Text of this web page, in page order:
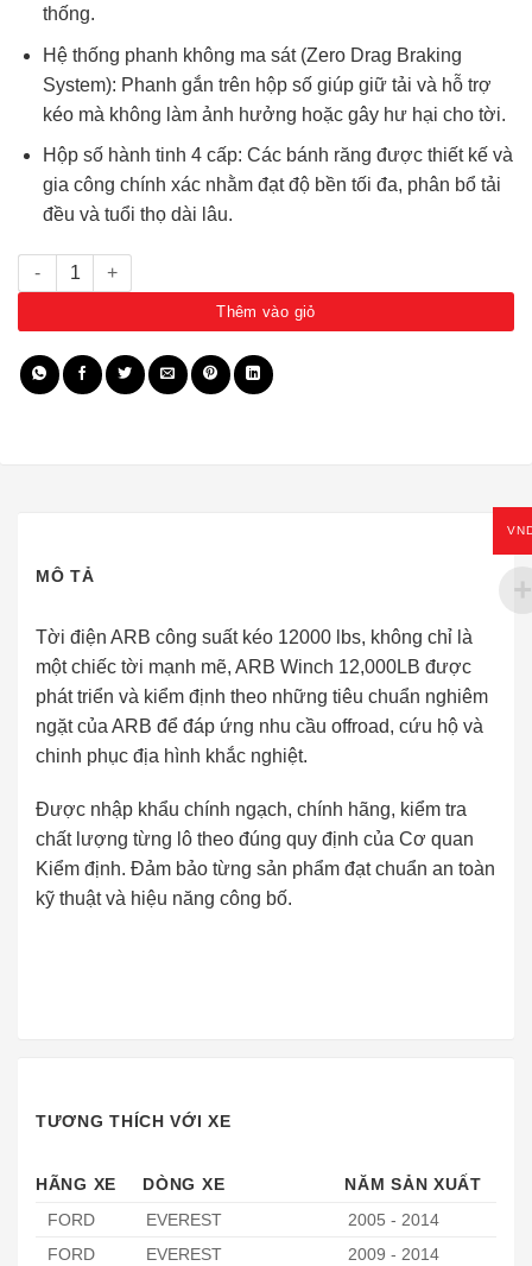
thống.
Hệ thống phanh không ma sát (Zero Drag Braking
System): Phanh gắn trên hộp số giúp giữ tải và hỗ trợ
kéo mà không làm ảnh hưởng hoặc gây hư hại cho tời.
Hộp số hành tinh 4 cấp: Các bánh răng được thiết kế và
gia công chính xác nhằm đạt độ bền tối đa, phân bổ tải
đều và tuổi thọ dài lâu.
Tời điện ARB công suất kéo 12000 lbs số lượng
Thêm vào giỏ
MÔ TẢ
Tời điện ARB công suất kéo 12000 lbs, không chỉ là
một chiếc tời mạnh mẽ, ARB Winch 12,000LB được
phát triển và kiểm định theo những tiêu chuẩn nghiêm
ngặt của ARB để đáp ứng nhu cầu offroad, cứu hộ và
chinh phục địa hình khắc nghiệt.
Được nhập khẩu chính ngạch, chính hãng, kiểm tra
chất lượng từng lô theo đúng quy định của Cơ quan
Kiểm định. Đảm bảo từng sản phẩm đạt chuẩn an toàn
kỹ thuật và hiệu năng công bố.
TƯƠNG THÍCH VỚI XE
HÃNG XE DÒNG XE
NĂM SẢN XUẤT
FORD
EVEREST
2005 - 2014
FORD
EVEREST
2009 - 2014